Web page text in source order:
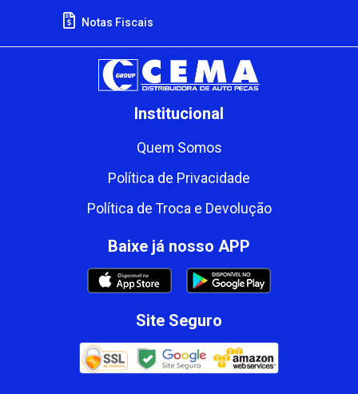
Notas Fiscais
Institucional
Quem Somos
Política de Privacidade
Política de Troca e Devolução
Baixe já nosso APP
Site Seguro